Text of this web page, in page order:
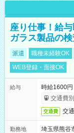
座り仕事！給
ガラス製品の
派遣 職種未経験OK
WEB登録・面接OK
給与
時給1600円
交通費
交通費 交
勤務地
埼玉県熊谷